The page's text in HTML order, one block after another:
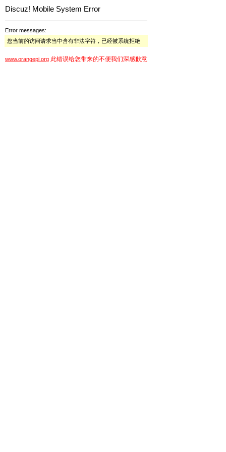
Discuz! Mobile System Error
Error messages:
您当前的访问请求当中含有非法字符，已经被系统拒绝
www.orangepi.org 此错误给您带来的不便我们深感歉意